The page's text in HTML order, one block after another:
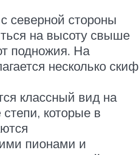
северной стороны
на высоту свыше
подножия. На
несколько
классный вид на
которые в
пионами и